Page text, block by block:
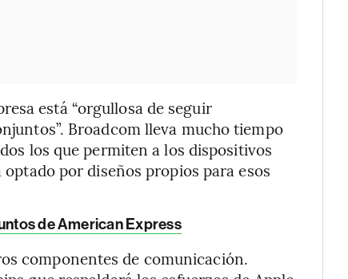
está “orgullosa de seguir
Broadcom lleva mucho tiempo
los que permiten a los dispositivos
por diseños propios para esos
de American Express
componentes de comunicación.